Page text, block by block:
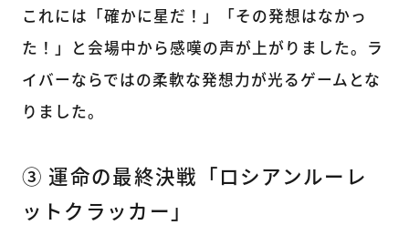
これには「確かに星だ！」「その発想はなかっ
た！」と会場中から感嘆の声が上がりました。ラ
イバーならではの柔軟な発想力が光るゲームとな
りました。
③ 運命の最終決戦「ロシアンルーレ
ットクラッカー」